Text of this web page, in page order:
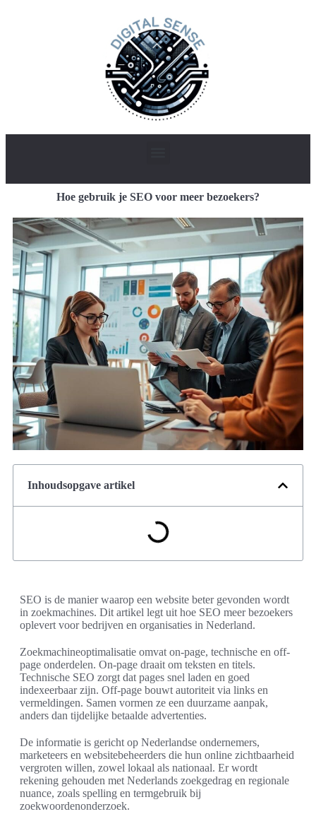
Hoe gebruik je SEO voor meer bezoekers?
Inhoudsopgave artikel
SEO is de manier waarop een website beter gevonden wordt
in zoekmachines. Dit artikel legt uit hoe SEO meer bezoekers
oplevert voor bedrijven en organisaties in Nederland.
Zoekmachineoptimalisatie omvat on-page, technische en off-
page onderdelen. On-page draait om teksten en titels.
Technische SEO zorgt dat pages snel laden en goed
indexeerbaar zijn. Off-page bouwt autoriteit via links en
vermeldingen. Samen vormen ze een duurzame aanpak,
anders dan tijdelijke betaalde advertenties.
De informatie is gericht op Nederlandse ondernemers,
marketeers en websitebeheerders die hun online zichtbaarheid
vergroten willen, zowel lokaal als nationaal. Er wordt
rekening gehouden met Nederlands zoekgedrag en regionale
nuance, zoals spelling en termgebruik bij
zoekwoordenonderzoek.